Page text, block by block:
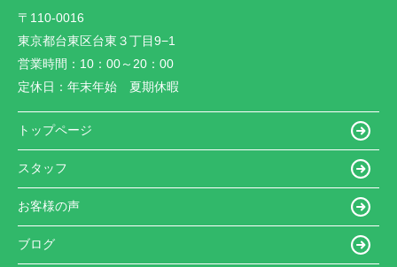
〒110-0016
東京都台東区台東３丁目9−1
営業時間： 10：00～20：00
定休日： 年末年始 夏期休暇
トップページ
スタッフ
お客様の声
ブログ